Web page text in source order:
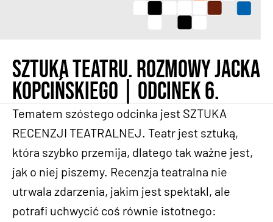
SZTUKA TEATRU. Rozmowy Jacka
Kopcińskiego | Odcinek 6.
Tematem szóstego odcinka jest SZTUKA
RECENZJI TEATRALNEJ. Teatr jest sztuką,
która szybko przemija, dlatego tak ważne jest,
jak o niej piszemy. Recenzja teatralna nie
utrwala zdarzenia, jakim jest spektakl, ale
potrafi uchwycić coś równie istotnego: